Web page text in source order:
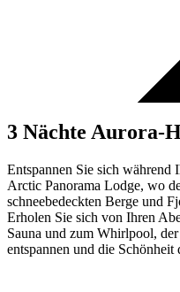
3 Nächte Aurora-
Entspannen Sie sich während
Arctic Panorama Lodge, wo
schneebedeckten Berge und
Erholen Sie sich von Ihren
Sauna und zum Whirlpool,
entspannen und die